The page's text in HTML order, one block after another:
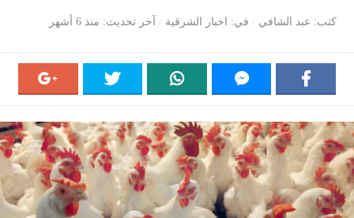
كتب عبد الشافي في اخبار الشرقية آخر تحديث منذ 6 أشهر